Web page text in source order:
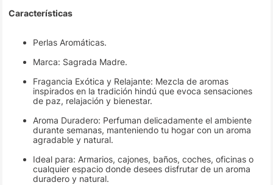
Características
Perlas Aromáticas.
Marca: Sagrada Madre.
Fragancia Exótica y Relajante: Mezcla de aromas
inspirados en la tradición hindú que evoca sensaciones
de paz, relajación y bienestar.
Aroma Duradero: Perfuman delicadamente el ambiente
durante semanas, manteniendo tu hogar con un aroma
agradable y natural.
Ideal para: Armarios, cajones, baños, coches, oficinas o
cualquier espacio donde desees disfrutar de un aroma
duradero y natural.